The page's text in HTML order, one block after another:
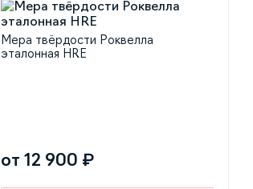
Мера твёрдости Роквелла
эталонная HRE
от 12 900 ₽